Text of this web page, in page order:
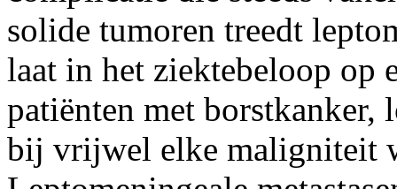
solide tumoren treedt
laat in het ziektebeloop op
patiënten met borstkanker,
bij vrijwel elke maligniteit